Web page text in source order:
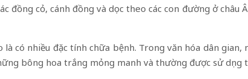
cỏ, cánh đồng và dọc theo các con đường ở châu
là có nhiều đặc tính chữa bệnh. Trong văn hóa dân
bông hoa trắng mỏng manh và thường được sử dụng